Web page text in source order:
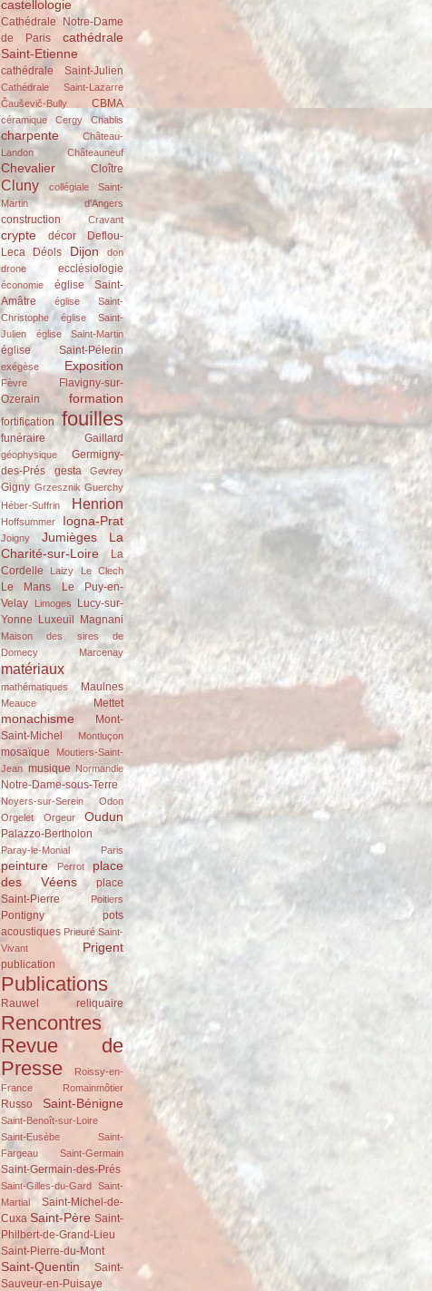
castellologie
Cathédrale Notre-Dame
de Paris
cathédrale
Saint-Etienne
cathédrale Saint-Julien
Cathédrale Saint-Lazarre
Čauševič-Bully
CBMA
céramique Cergy Chablis
charpente
Château-
Landon
Châteauneuf
Chevalier Cloître
Cluny
collégiale Saint-
Martin d'Angers
construction Cravant
crypte décor
Deflou-
Leca
Déols Dijon
don
drone
ecclésiologie
économie
église Saint-
Amâtre
église Saint-
Christophe
église Saint-
Julien
église Saint-Martin
église Saint-Pélerin
exégèse Exposition
Fèvre
Flavigny-sur-
Ozerain
formation
fortification fouilles
funéraire Gaillard
géophysique
Germigny-
des-Prés
gesta Gevrey
Gigny Grzesznik Guerchy
Héber-Suffrin
Henrion
Hoffsummer Iogna-Prat
Joigny Jumièges
La
Charité-sur-Loire
La
Cordelle
Laizy Le Clech
Le Mans
Le Puy-en-
Velay
Limoges
Lucy-sur-
Yonne Luxeuil Magnani
Maison des sires de
Domecy
Marcenay
matériaux
mathématiques Maulnes
Meauce Mettet
monachisme
Mont-
Saint-Michel
Montluçon
mosaïque
Moutiers-Saint-
Jean musique Normandie
Notre-Dame-sous-Terre
Noyers-sur-Serein
Odon
Orgelet
Orgeur Oudun
Palazzo-Bertholon
Paray-le-Monial Paris
peinture Perrot
place
des Véens
place
Saint-Pierre
Poitiers
Pontigny
pots
acoustiques Prieuré Saint-
Vivant
Prigent
publication
Publications
Rauwel reliquaire
Rencontres
Revue de
Presse
Roissy-en-
France
Romainmôtier
Russo Saint-Bénigne
Saint-Benoît-sur-Loire
Saint-Eusèbe
Saint-
Fargeau
Saint-Germain
Saint-Germain-des-Prés
Saint-Gilles-du-Gard Saint-
Martial
Saint-Michel-de-
Cuxa Saint-Père Saint-
Philbert-de-Grand-Lieu
Saint-Pierre-du-Mont
Saint-Quentin
Saint-
Sauveur-en-Puisaye